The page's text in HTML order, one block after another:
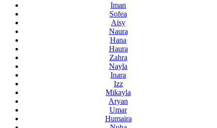
Iman
Sofea
Aisy
Naura
Hana
Haura
Zahra
Nayla
Inara
Izz
Mikayla
Aryan
Umar
Humaira